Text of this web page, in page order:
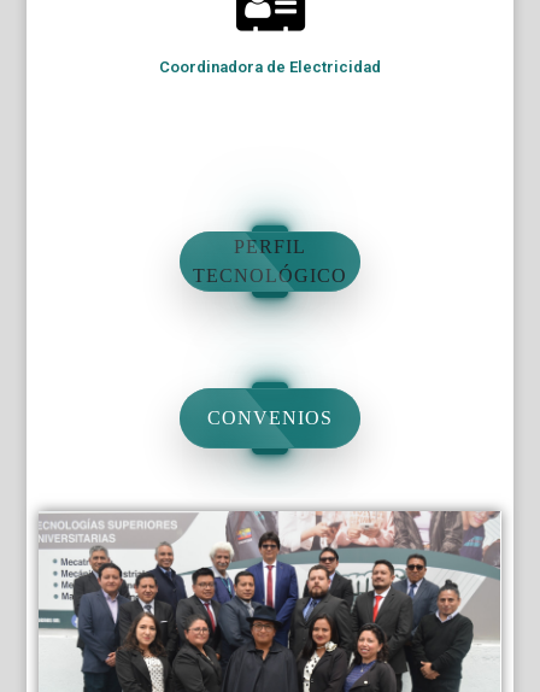
Coordinadora de Electricidad
PERFIL
TECNOLÓGICO
CONVENIOS